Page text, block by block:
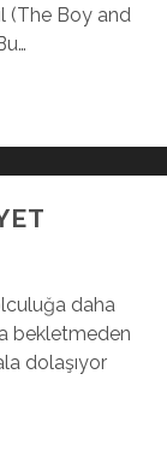
(The Boy and
daha
bekletmeden
dolaşıyor